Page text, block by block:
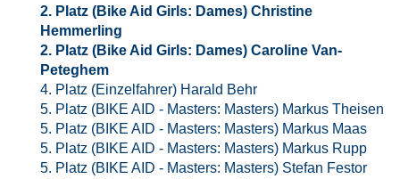
2. Platz (Bike Aid Girls: Dames) Christine
Hemmerling
2. Platz (Bike Aid Girls: Dames) Caroline Van-
Peteghem
4. Platz (Einzelfahrer) Harald Behr
5. Platz (BIKE AID - Masters: Masters) Markus Theisen
5. Platz (BIKE AID - Masters: Masters) Markus Maas
5. Platz (BIKE AID - Masters: Masters) Markus Rupp
5. Platz (BIKE AID - Masters: Masters) Stefan Festor